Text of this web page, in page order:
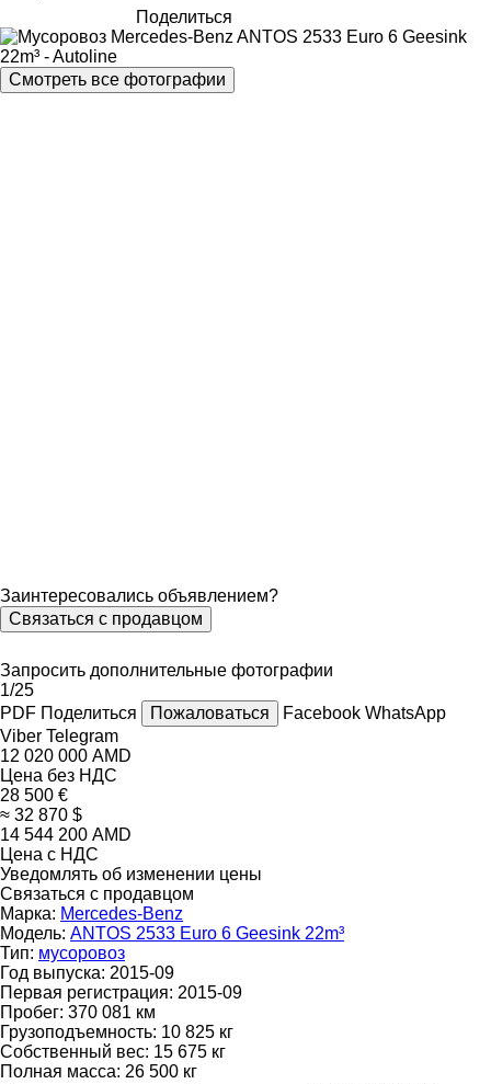
Поделиться
Смотреть все фотографии
Заинтересовались объявлением?
Связаться с продавцом
Запросить дополнительные фотографии
1/25
PDF Поделиться Пожаловаться Facebook WhatsApp
Viber Telegram
12 020 000 AMD
Цена без НДС
28 500 €
≈ 32 870 $
14 544 200 AMD
Цена с НДС
Уведомлять об изменении цены
Связаться с продавцом
Марка: Mercedes-Benz
Модель: ANTOS 2533 Euro 6 Geesink 22m³
Тип: мусоровоз
Год выпуска: 2015-09
Первая регистрация: 2015-09
Пробег: 370 081 км
Грузоподъемность: 10 825 кг
Собственный вес: 15 675 кг
Полная масса: 26 500 кг